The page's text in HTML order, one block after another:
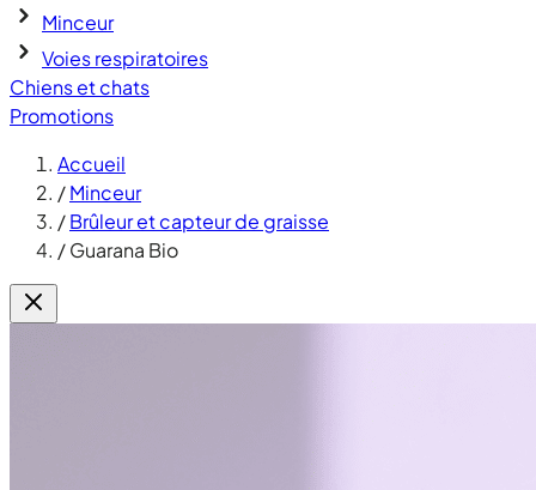
Minceur
Voies respiratoires
Chiens et chats
Promotions
Accueil
/Minceur
/Brûleur et capteur de graisse
/Guarana Bio